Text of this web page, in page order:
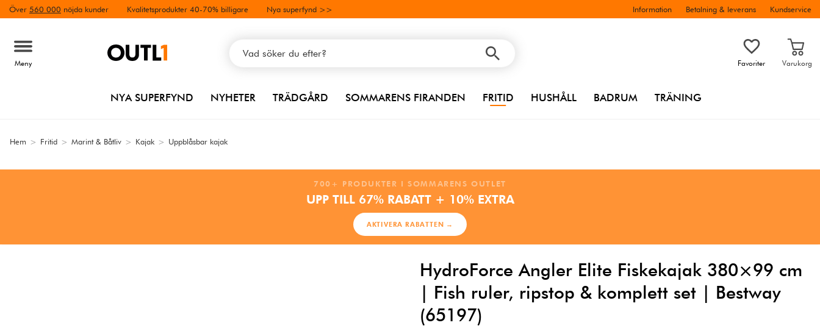
Över 560 000 nöjda kunder Kvalitetsprodukter 40-70% billigare Nya superfynd >> Information Betalning & leverans Kundservice
Meny Favoriter Varukorg
NYA SUPERFYND NYHETER TRÄDGÅRD SOMMARENS FIRANDEN FRITID HUSHÅLL BADRUM TRÄNING
Hem > Fritid > Marint & Båtliv > Kajak > Uppblåsbar kajak
700+ PRODUKTER I SOMMARENS OUTLET
UPP TILL 67% RABATT + 10% EXTRA
AKTIVERA RABATTEN →
HydroForce Angler Elite Fiskekajak 380×99 cm
| Fish ruler, ripstop & komplett set | Bestway
(65197)